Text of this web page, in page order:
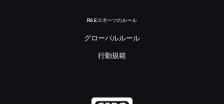
R6 Eスポーツのルール
グローバルルール
行動規範